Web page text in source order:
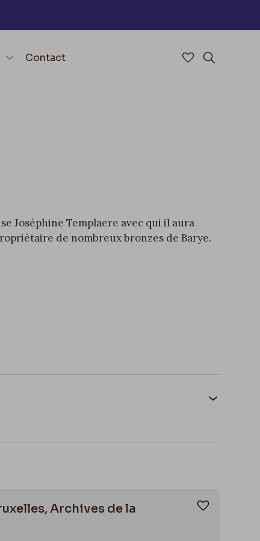
Contact Accéder à
Joséphine Templaere avec qui il aura
de nombreux bronzes de Barye.
Archives de la
Ajouter